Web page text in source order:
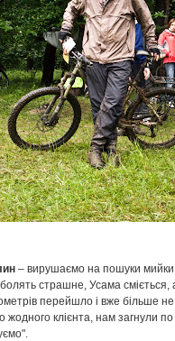
– вирушаємо на пошуки
страшне, Усама сміється,
перейшло і вже більше
жодного клієнта, нам загнули